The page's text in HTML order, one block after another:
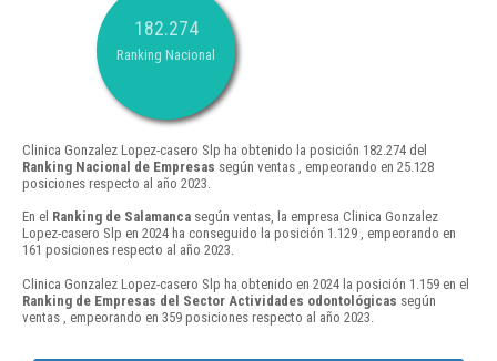
182.274
Ranking Nacional
Clinica Gonzalez Lopez-casero Slp ha obtenido la posición 182.274 del
Ranking Nacional de Empresas según ventas , empeorando en 25.128
posiciones respecto al año 2023.
En el Ranking de Salamanca según ventas, la empresa Clinica Gonzalez
Lopez-casero Slp en 2024 ha conseguido la posición 1.129 , empeorando en
161 posiciones respecto al año 2023.
Clinica Gonzalez Lopez-casero Slp ha obtenido en 2024 la posición 1.159 en el
Ranking de Empresas del Sector Actividades odontológicas según
ventas , empeorando en 359 posiciones respecto al año 2023.